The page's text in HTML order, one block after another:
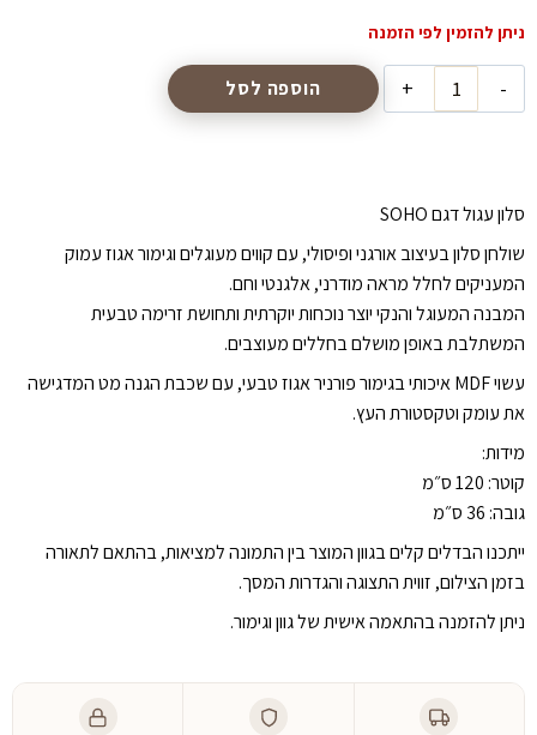
סלון עגול דגם SOHO
שולחן סלון בעיצוב אורגני ופיסולי, עם קווים מעוגלים וגימור אגוז עמוק
המעניקים לחלל מראה מודרני, אלגנטי וחם.
המבנה המעוגל והנקי יוצר נוכחות יוקרתית ותחושת זרימה טבעית
המשתלבת באופן מושלם בחללים מעוצבים.
עשוי MDF איכותי בגימור פורניר אגוז טבעי, עם שכבת הגנה מט המדגישה
את עומק וטקסטורת העץ.
מידות:
קוטר: 120 ס״מ
גובה: 36 ס״מ
ייתכנו הבדלים קלים בגוון המוצר בין התמונה למציאות, בהתאם לתאורה
בזמן הצילום, זווית התצוגה והגדרות המסך.
ניתן להזמנה בהתאמה אישית של גוון וגימור.
כמות
של
SOHO
COLLETCTION
הוספה לסל